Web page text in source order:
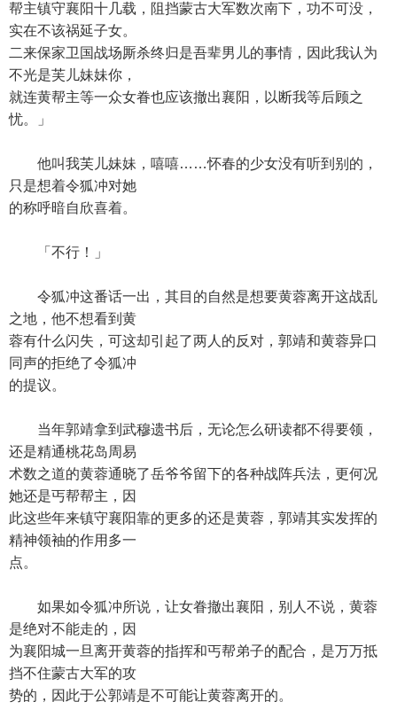
帮主镇守襄阳十几载，阻挡蒙古大军数次南下，功不可没，
实在不该祸延子女。
二来保家卫国战场厮杀终归是吾辈男儿的事情，因此我认为
不光是芙儿妹妹你，
就连黄帮主等一众女眷也应该撤出襄阳，以断我等后顾之
忧。」
他叫我芙儿妹妹，嘻嘻……怀春的少女没有听到别的，
只是想着令狐冲对她
的称呼暗自欣喜着。
「不行！」
令狐冲这番话一出，其目的自然是想要黄蓉离开这战乱
之地，他不想看到黄
蓉有什么闪失，可这却引起了两人的反对，郭靖和黄蓉异口
同声的拒绝了令狐冲
的提议。
当年郭靖拿到武穆遗书后，无论怎么研读都不得要领，
还是精通桃花岛周易
术数之道的黄蓉通晓了岳爷爷留下的各种战阵兵法，更何况
她还是丐帮帮主，因
此这些年来镇守襄阳靠的更多的还是黄蓉，郭靖其实发挥的
精神领袖的作用多一
点。
如果如令狐冲所说，让女眷撤出襄阳，别人不说，黄蓉
是绝对不能走的，因
为襄阳城一旦离开黄蓉的指挥和丐帮弟子的配合，是万万抵
挡不住蒙古大军的攻
势的，因此于公郭靖是不可能让黄蓉离开的。